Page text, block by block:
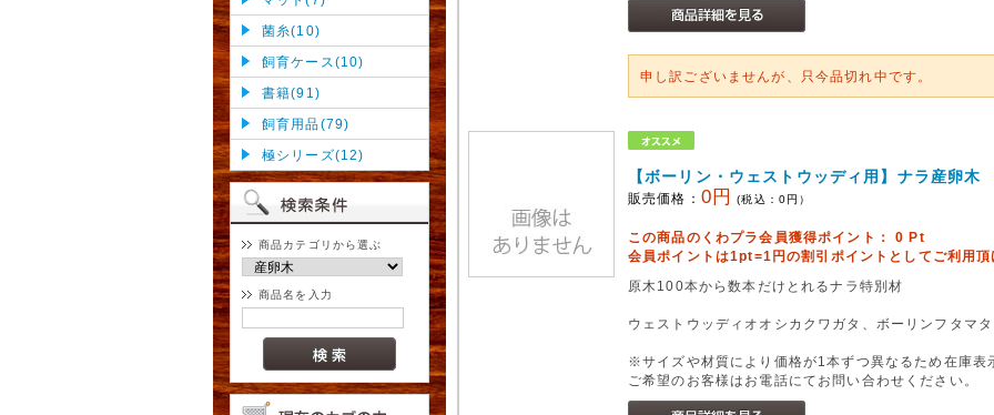
菌糸(10)
飼育ケース(10)
書籍(91)
飼育用品(79)
極シリーズ(12)
商品カテゴリから選ぶ
商品名を入力
申し訳ございませんが、只今品切れ中です。
【ボーリン・ウェストウッディ用】ナラ産卵
販売価格： 0円 (税込： 0円）
この商品のくわプラ会員獲得ポイント：0 Pt
会員ポイントは1pt=1円の割引ポイントとしてご利用頂
原木100本から数本だけとれるナラ特別材
ウェストウッディオオシカクワガタ、ボーリンフタマ
※サイズや材質により価格が1本ずつ異なるため在庫表
ご希望のお客様はお電話にてお問い合わせください。